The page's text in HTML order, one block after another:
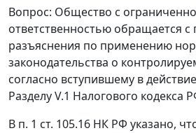
Вопрос: Общество с
ответственностью обращается с
разъяснения по применению
законодательства о
согласно вступившему в
Разделу V.1 Налогового кодекса
В п. 1 ст. 105.16 НК РФ указано,